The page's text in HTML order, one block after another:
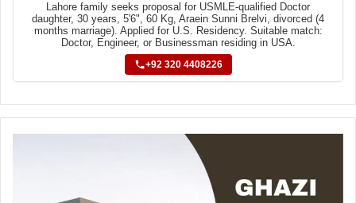
Lahore family seeks proposal for USMLE-qualified Doctor
daughter, 30 years, 5'6", 60 Kg, Araein Sunni Brelvi, divorced (4
months marriage). Applied for U.S. Residency. Suitable match:
Doctor, Engineer, or Businessman residing in USA.
+92 320 4408226